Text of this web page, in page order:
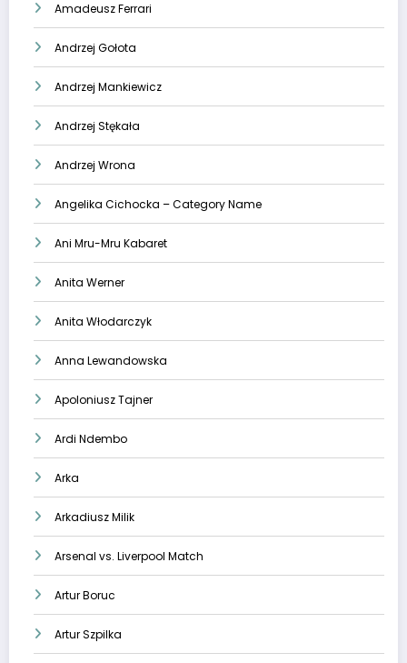
Amadeusz Ferrari
Andrzej Gołota
Andrzej Mankiewicz
Andrzej Stękała
Andrzej Wrona
Angelika Cichocka – Category Name
Ani Mru-Mru Kabaret
Anita Werner
Anita Włodarczyk
Anna Lewandowska
Apoloniusz Tajner
Ardi Ndembo
Arka
Arkadiusz Milik
Arsenal vs. Liverpool Match
Artur Boruc
Artur Szpilka